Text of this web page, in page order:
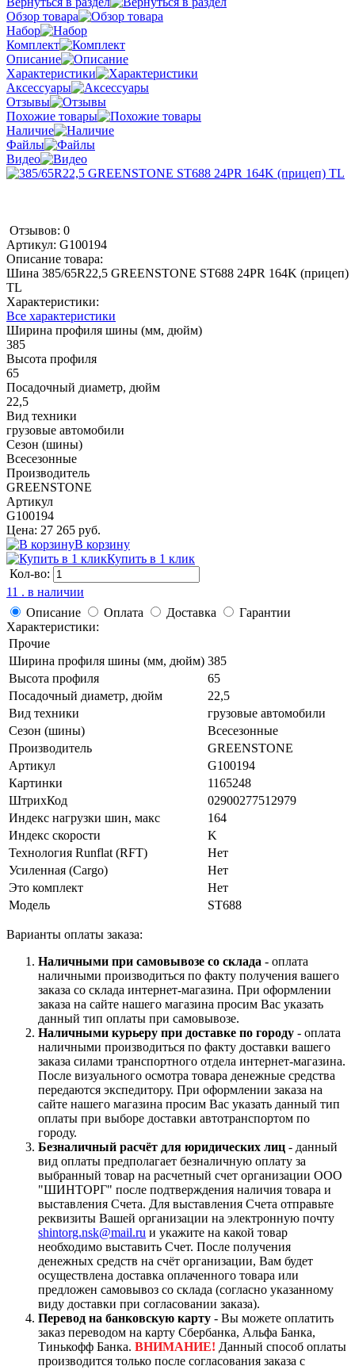
Обзор товара
Набор
Комплект
Описание
Характеристики
Аксессуары
Отзывы
Похожие товары
Наличие
Файлы
Видео
Отзывов: 0
Артикул: G100194
Описание товара:
Шина 385/65R22,5 GREENSTONE ST688 24PR 164K (прицеп)
TL
Характеристики:
Все характеристики
Ширина профиля шины (мм, дюйм)
385
Высота профиля
65
Посадочный диаметр, дюйм
22,5
Вид техники
грузовые автомобили
Сезон (шины)
Всесезонные
Производитель
GREENSTONE
Артикул
G100194
Цена: 27 265 руб.
В корзину
Купить в 1 клик
Кол-во:
11 . в наличии
Описание
Оплата Доставка
Гарантии
Характеристики:
Прочие
Ширина профиля шины (мм, дюйм) 385
Высота профиля
65
Посадочный диаметр, дюйм
22,5
Вид техники
грузовые автомобили
Сезон (шины)
Всесезонные
Производитель
GREENSTONE
Артикул
G100194
Картинки
1165248
ШтрихКод
02900277512979
Индекс нагрузки шин, макс
164
Индекс скорости
K
Технология Runflat (RFT)
Нет
Усиленная (Cargo)
Нет
Это комплект
Нет
Модель
ST688
Варианты оплаты заказа:
Наличными при самовывозе со склада - оплата
наличными производиться по факту получения вашего
заказа со склада интернет-магазина. При оформлении
заказа на сайте нашего магазина просим Вас указать
данный тип оплаты при самовывозе.
Наличными курьеру при доставке по городу - оплата
наличными производиться по факту доставки вашего
заказа силами транспортного отдела интернет-магазина.
После визуального осмотра товара денежные средства
передаются экспедитору. При оформлении заказа на
сайте нашего магазина просим Вас указать данный тип
оплаты при выборе доставки автотранспортом по
городу.
Безналичный расчёт для юридических лиц - данный
вид оплаты предполагает безналичную оплату за
выбранный товар на расчетный счет организации ООО
"ШИНТОРГ" после подтверждения наличия товара и
выставления Счета. Для выставления Счета отправьте
реквизиты Вашей организации на электронную почту
shintorg.nsk@mail.ru и укажите на какой товар
необходимо выставить Счет. После получения
денежных средств на счёт организации, Вам будет
осуществлена доставка оплаченного товара или
предложен самовывоз со склада (согласно указанному
виду доставки при согласовании заказа).
Перевод на банковскую карту - Вы можете оплатить
заказ переводом на карту Сбербанка, Альфа Банка,
Тинькофф Банка. ВНИМАНИЕ! Данный способ оплаты
производится только после согласования заказа с